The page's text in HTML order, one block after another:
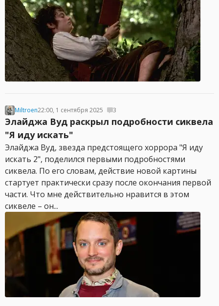
Miltroen22:00, 1 сентября 2025 3
Элайджа Вуд раскрыл подробности сиквела
"Я иду искать"
Элайджа Вуд, звезда предстоящего хоррора "Я иду
искать 2", поделился первыми подробностями
сиквела. По его словам, действие новой картины
стартует практически сразу после окончания первой
части. Что мне действительно нравится в этом
сиквеле – он...